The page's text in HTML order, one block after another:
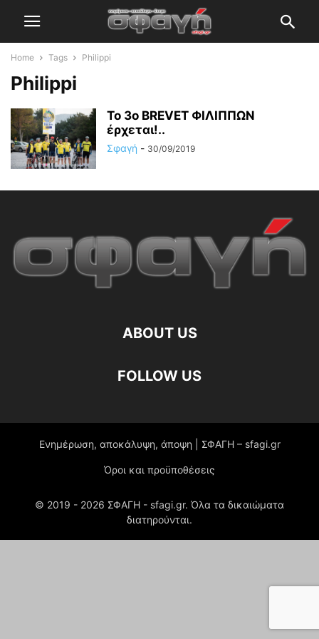
Home Tags Philippi
Philippi
Το 3ο BREVET ΦΙΛΙΠΠΩΝ
έρχεται!..
Σφαγή - 30/09/2019
ABOUT US
FOLLOW US
Ενημέρωση, αποκάλυψη, άποψη | ΣΦΑΓΗ – sfagi.gr
Όροι και προϋποθέσεις
© 2019 - 2026 ΣΦΑΓΗ - sfagi.gr. Όλα τα δικαιώματα
διατηρούνται.